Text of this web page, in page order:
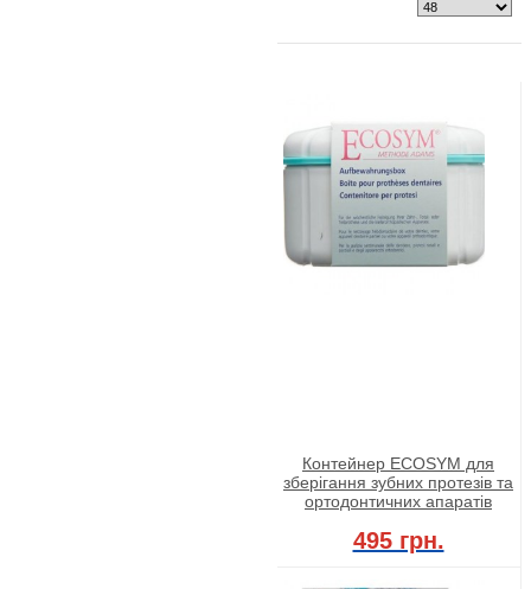
Контейнер ECOSYM для
зберігання зубних протезів та
ортодонтичних апаратів
495 грн.